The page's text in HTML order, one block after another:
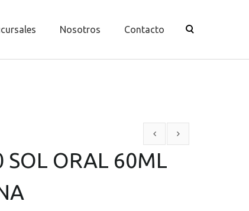
Nosotros Contacto
SOL ORAL 60ML